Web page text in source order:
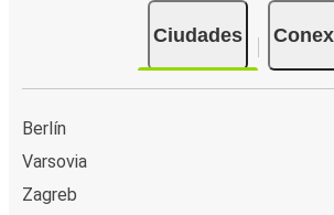
Ciudades
Berlín
Varsovia
Zagreb